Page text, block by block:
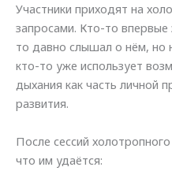
Участники приходят на
запросами. Кто-то
то давно слышал о нём, но
кто-то уже использует
дыхания как часть личной
развития.
После сессий
что им удаётся: